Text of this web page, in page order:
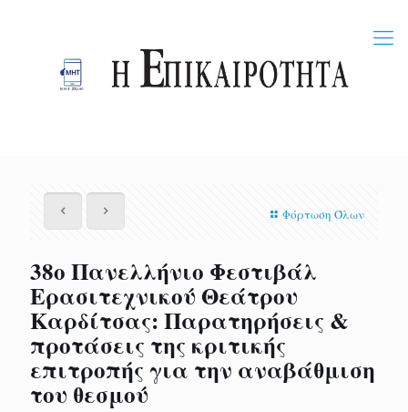
Φόρτωση Όλων
38ο Πανελλήνιο Φεστιβάλ
Ερασιτεχνικού Θεάτρου
Καρδίτσας: Παρατηρήσεις &
προτάσεις της κριτικής
επιτροπής για την αναβάθμιση
του θεσμού